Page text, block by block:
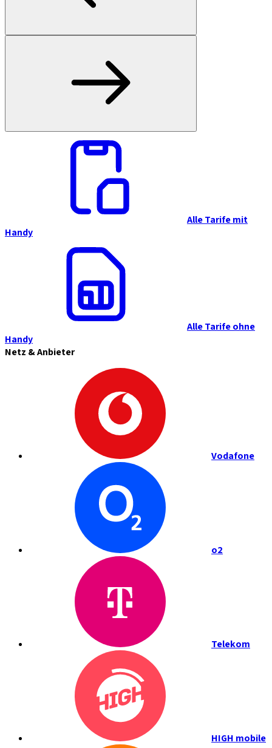
Alle Tarife mit
Handy
Alle Tarife ohne
Handy
Netz & Anbieter
Vodafone
o2
Telekom
HIGH mobile